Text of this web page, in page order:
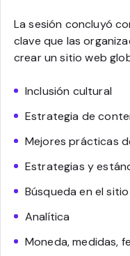
La sesión concluyó
clave que las
crear un sitio web
Inclusión cultural
Estrategia de
Mejores prácticas
Estrategias y
Búsqueda en el sitio
Analítica
Moneda, medidas,